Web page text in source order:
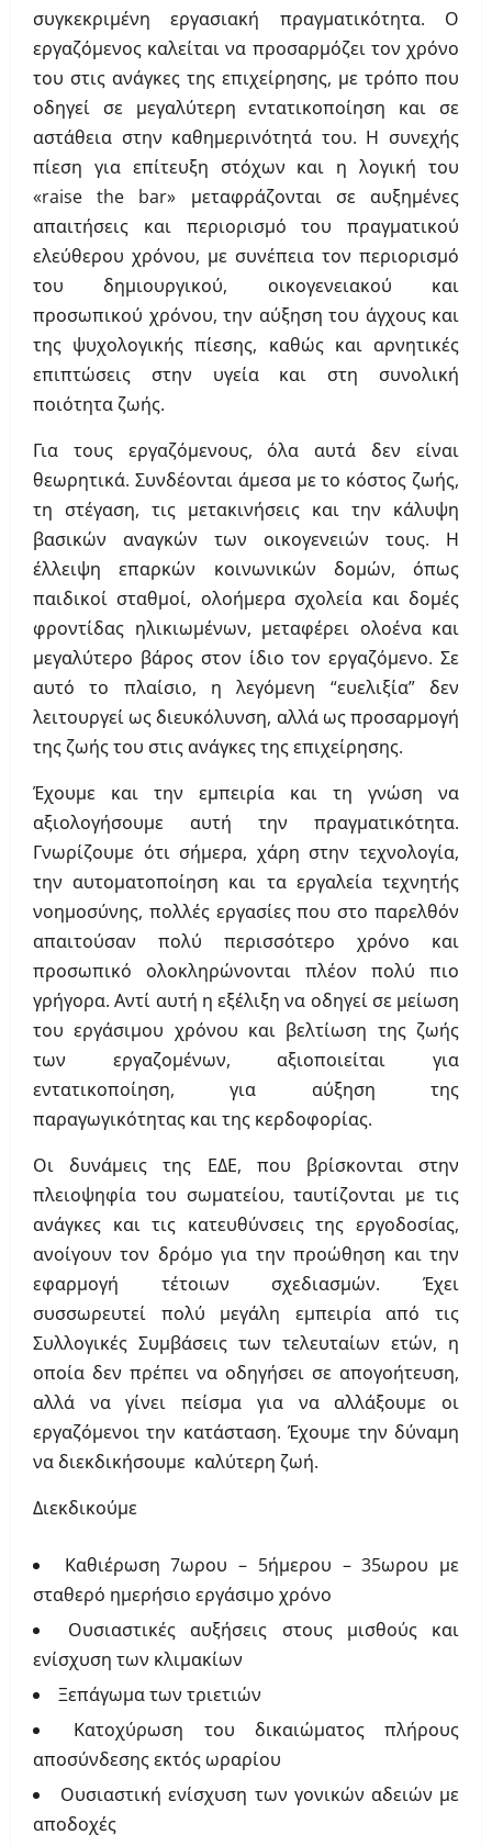
συγκεκριμένη εργασιακή πραγματικότητα. Ο
εργαζόμενος καλείται να προσαρμόζει τον χρόνο
του στις ανάγκες της επιχείρησης, με τρόπο που
οδηγεί σε μεγαλύτερη εντατικοποίηση και σε
αστάθεια στην καθημερινότητά του. Η συνεχής
πίεση για επίτευξη στόχων και η λογική του
«raise the bar» μεταφράζονται σε αυξημένες
απαιτήσεις και περιορισμό του πραγματικού
ελεύθερου χρόνου, με συνέπεια τον περιορισμό
του δημιουργικού, οικογενειακού και
προσωπικού χρόνου, την αύξηση του άγχους και
της ψυχολογικής πίεσης, καθώς και αρνητικές
επιπτώσεις στην υγεία και στη συνολική
ποιότητα ζωής.
Για τους εργαζόμενους, όλα αυτά δεν είναι
θεωρητικά. Συνδέονται άμεσα με το κόστος ζωής,
τη στέγαση, τις μετακινήσεις και την κάλυψη
βασικών αναγκών των οικογενειών τους. Η
έλλειψη επαρκών κοινωνικών δομών, όπως
παιδικοί σταθμοί, ολοήμερα σχολεία και δομές
φροντίδας ηλικιωμένων, μεταφέρει ολοένα και
μεγαλύτερο βάρος στον ίδιο τον εργαζόμενο. Σε
αυτό το πλαίσιο, η λεγόμενη “ευελιξία” δεν
λειτουργεί ως διευκόλυνση, αλλά ως προσαρμογή
της ζωής του στις ανάγκες της επιχείρησης.
Έχουμε και την εμπειρία και τη γνώση να
αξιολογήσουμε αυτή την πραγματικότητα.
Γνωρίζουμε ότι σήμερα, χάρη στην τεχνολογία,
την αυτοματοποίηση και τα εργαλεία τεχνητής
νοημοσύνης, πολλές εργασίες που στο παρελθόν
απαιτούσαν πολύ περισσότερο χρόνο και
προσωπικό ολοκληρώνονται πλέον πολύ πιο
γρήγορα. Αντί αυτή η εξέλιξη να οδηγεί σε μείωση
του εργάσιμου χρόνου και βελτίωση της ζωής
των εργαζομένων, αξιοποιείται για
εντατικοποίηση, για αύξηση της
παραγωγικότητας και της κερδοφορίας.
Οι δυνάμεις της ΕΔΕ, που βρίσκονται στην
πλειοψηφία του σωματείου, ταυτίζονται με τις
ανάγκες και τις κατευθύνσεις της εργοδοσίας,
ανοίγουν τον δρόμο για την προώθηση και την
εφαρμογή τέτοιων σχεδιασμών. Έχει
συσσωρευτεί πολύ μεγάλη εμπειρία από τις
Συλλογικές Συμβάσεις των τελευταίων ετών, η
οποία δεν πρέπει να οδηγήσει σε απογοήτευση,
αλλά να γίνει πείσμα για να αλλάξουμε οι
εργαζόμενοι την κατάσταση. Έχουμε την δύναμη
να διεκδικήσουμε καλύτερη ζωή.
Διεκδικούμε
Καθιέρωση 7ωρου – 5ήμερου – 35ωρου με
σταθερό ημερήσιο εργάσιμο χρόνο
Ουσιαστικές αυξήσεις στους μισθούς και
ενίσχυση των κλιμακίων
Ξεπάγωμα των τριετιών
Κατοχύρωση του δικαιώματος πλήρους
αποσύνδεσης εκτός ωραρίου
Ουσιαστική ενίσχυση των γονικών αδειών με
αποδοχές